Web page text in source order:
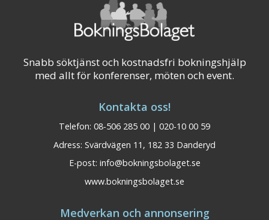
Snabb söktjänst och kostnadsfri bokningshjälp
med allt för konferenser, möten och event.
Kontakta oss!
Telefon: 08-506 285 00 | 020-10 00 59
Adress: Svärdvägen 11, 182 33 Danderyd
E-post: info@bokningsbolaget.se
www.bokningsbolaget.se
Medverkan och annonsering